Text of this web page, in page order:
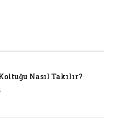
Nasıl Takılır?